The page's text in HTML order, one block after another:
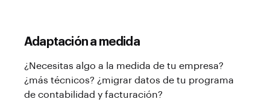
Adaptación a medida
¿Necesitas algo a la medida de tu empresa?
¿más técnicos? ¿migrar datos de tu programa
de contabilidad y facturación?